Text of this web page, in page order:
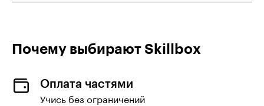
Почему выбирают Skillboх
Оплата частями
Учись без ограничений